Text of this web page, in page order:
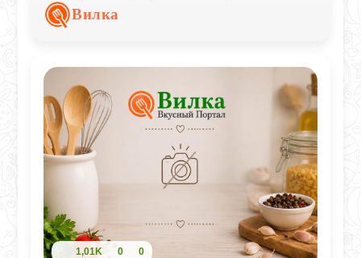
бульоне мясо становится ещё более
выразительным по вкусу.
Вилка
1,01K 0 0